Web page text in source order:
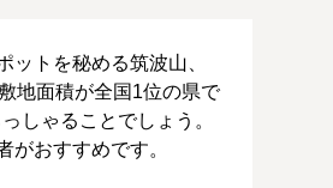
トを秘める筑波山、
地面積が全国1位の県で
しゃることでしょう。
おすすめです。